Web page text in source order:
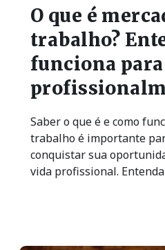
O que é
trabalho?
funciona para
Saber o que é e como
trabalho é importante
conquistar sua
vida profissional.